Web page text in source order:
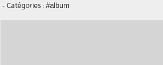
- Catégories : #album